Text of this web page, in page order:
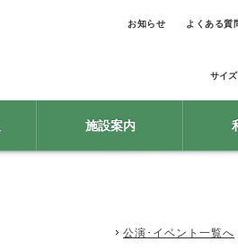
お知らせ よくある質
サイズ
施設案内
公演･イベント一覧へ